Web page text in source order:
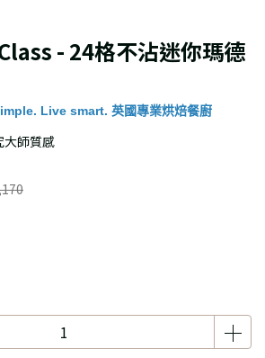
- 24格不沾迷你瑪德
Live smart. 英國專業烘焙餐廚
大師質感